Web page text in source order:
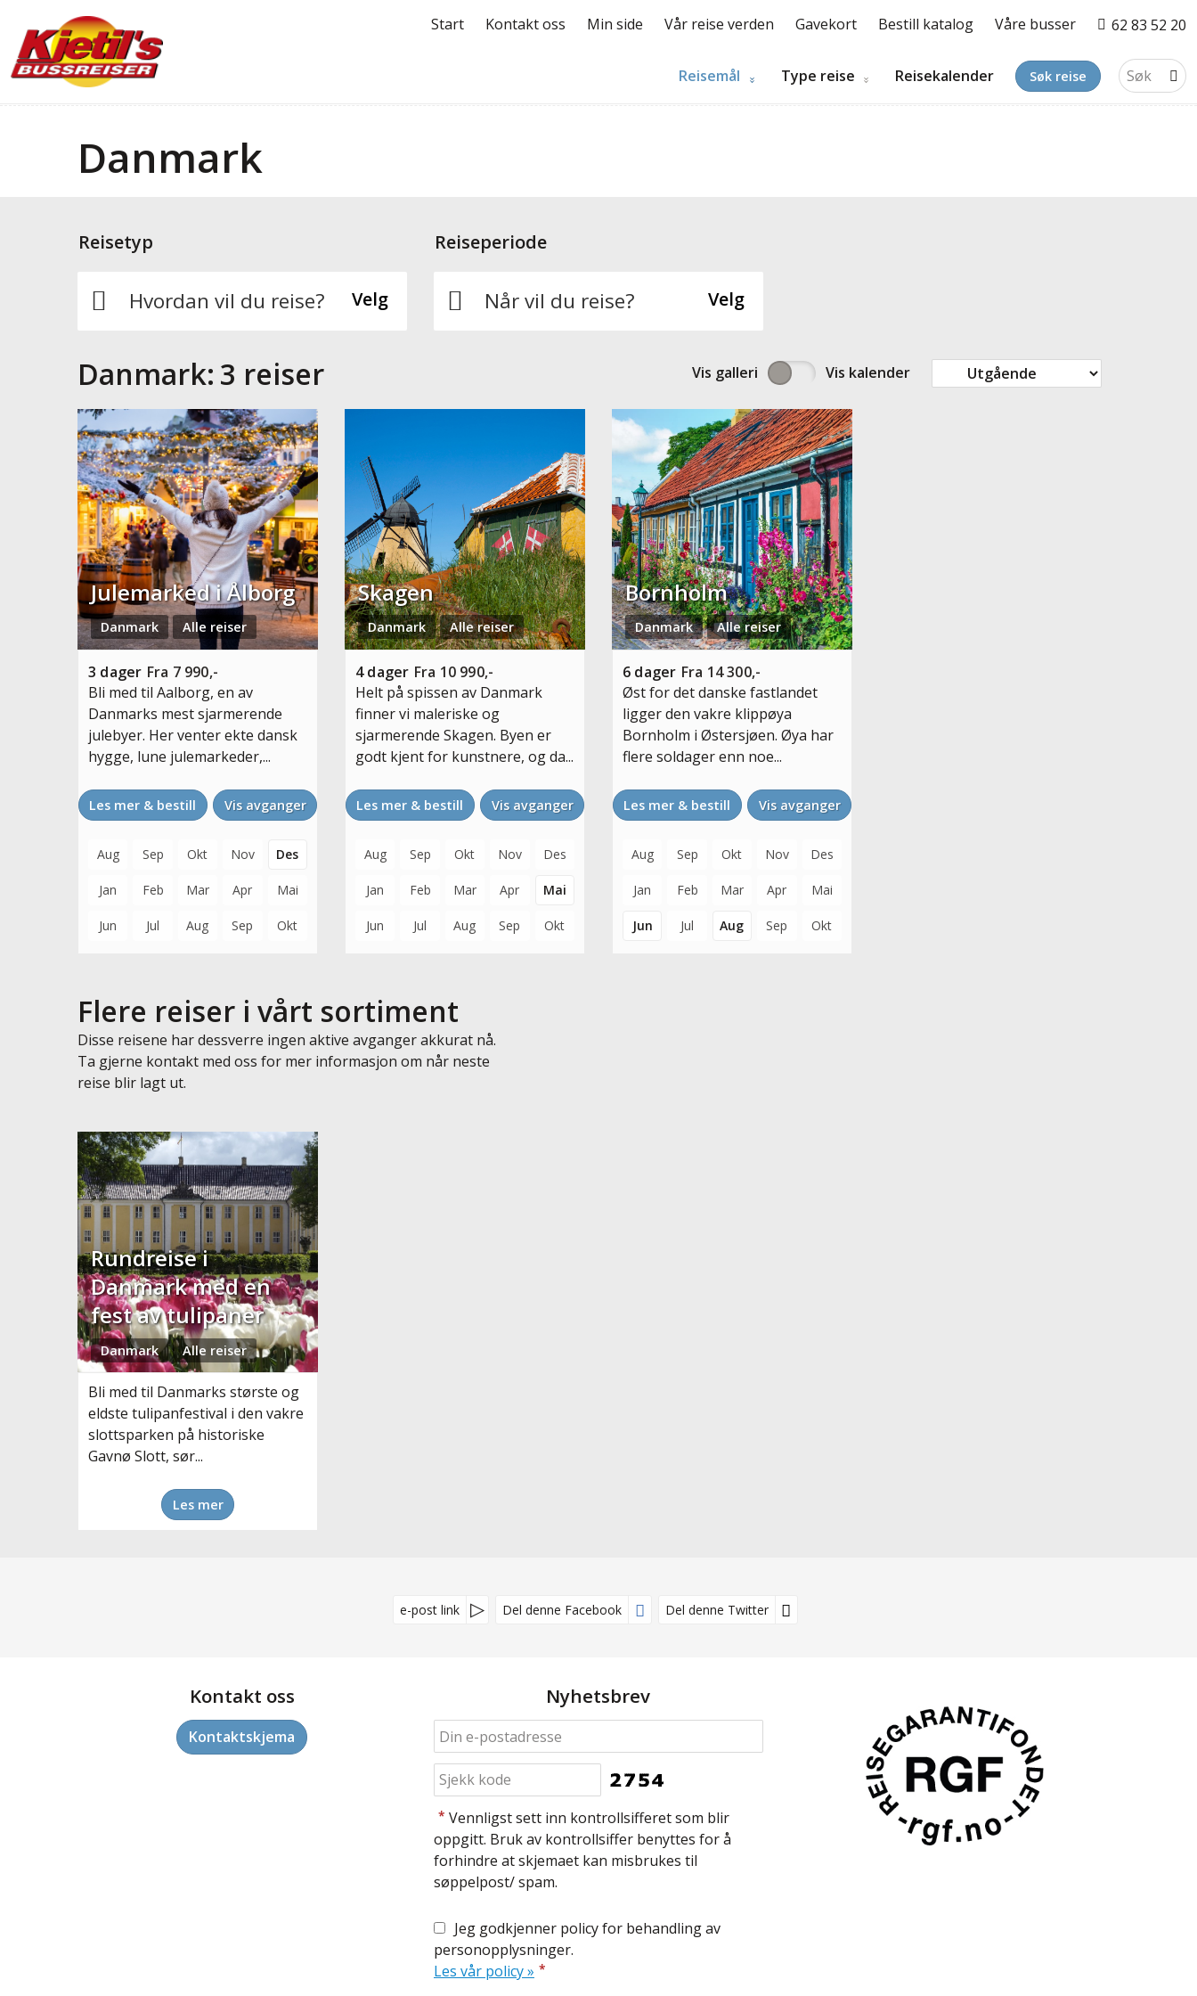
Start Kontakt oss Min side Vår reise verden Gavekort Bestill katalog Våre busser 62 83 52 20
Reisemål Type reise Reisekalender Søk reise
Danmark
Reisetyp
Hvordan vil du reise? Velg
Reiseperiode
Når vil du reise? Velg
Vis galleri Vis kalender
Danmark: 3 reiser
Julemarked i Ålborg
Danmark Alle reiser
3 dager Fra 7 990,-
Bli med til Aalborg, en av
Danmarks mest sjarmerende
julebyer. Her venter ekte dansk
hygge, lune julemarkeder,...
Les mer & bestill Vis avganger
Aug Sep Okt Nov Des
Jan Feb Mar Apr Mai
Jun Jul Aug Sep Okt
Skagen
Danmark Alle reiser
4 dager Fra 10 990,-
Helt på spissen av Danmark
finner vi maleriske og
sjarmerende Skagen. Byen er
godt kjent for kunstnere, og da...
Les mer & bestill Vis avganger
Aug Sep Okt Nov Des
Jan Feb Mar Apr Mai
Jun Jul Aug Sep Okt
Bornholm
Danmark Alle reiser
6 dager Fra 14 300,-
Øst for det danske fastlandet
ligger den vakre klippøya
Bornholm i Østersjøen. Øya har
flere soldager enn noe...
Les mer & bestill Vis avganger
Aug Sep Okt Nov Des
Jan Feb Mar Apr Mai
Jun Jul Aug Sep Okt
Flere reiser i vårt sortiment
Disse reisene har dessverre ingen aktive avganger akkurat nå.
Ta gjerne kontakt med oss for mer informasjon om når neste
reise blir lagt ut.
Rundreise i
Danmark med en
fest av tulipaner
Danmark Alle reiser
Bli med til Danmarks største og
eldste tulipanfestival i den vakre
slottsparken på historiske
Gavnø Slott, sør...
Les mer
e-post link Del denne Facebook Del denne Twitter
Kontakt oss
Kontaktskjema
Nyhetsbrev
* Vennligst sett inn kontrollsifferet som blir
oppgitt. Bruk av kontrollsiffer benyttes for å
forhindre at skjemaet kan misbrukes til
søppelpost/ spam.
Jeg godkjenner policy for behandling av
personopplysninger.
Les vår policy » *